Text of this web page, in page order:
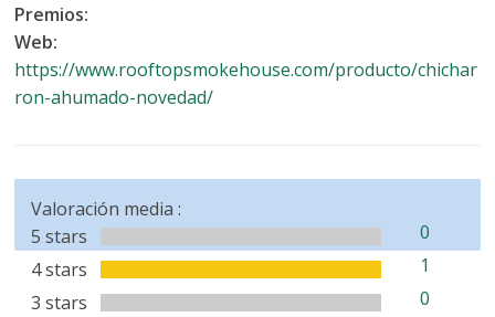
Premios:
Web:
https://www.rooftopsmokehouse.com/producto/chichar
ron-ahumado-novedad/
Valoración media :
5 stars
0
4 stars
1
3 stars
0